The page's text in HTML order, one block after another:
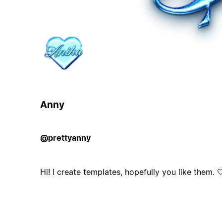
Anny
@prettyanny
Hi! I create templates, hopefully you like them.